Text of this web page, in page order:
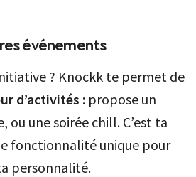
événements
? Knockk te permet de
d’activités : propose un
ou une soirée chill. C’est ta
fonctionnalité unique pour
personnalité.